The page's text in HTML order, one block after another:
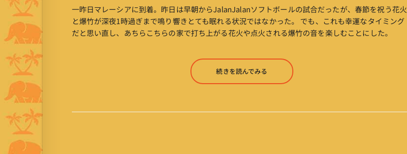
一昨日マレーシアに到着。昨日は早朝からJalanJalanソフトボールの試合だったが、春節を祝う花火
と爆竹が深夜1時過ぎまで鳴り響きとても眠れる状況ではなかった。 でも、これも幸運なタイミング
だと思い直し、あちらこちらの家で打ち上がる花火や点火される爆竹の音を楽しむことにした。
続きを読んでみる